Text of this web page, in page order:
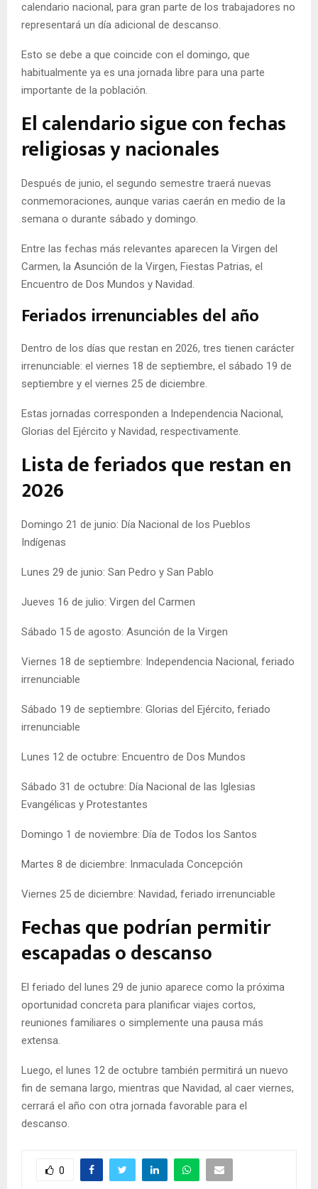
calendario nacional, para gran parte de los trabajadores no
representará un día adicional de descanso.
Esto se debe a que coincide con el domingo, que
habitualmente ya es una jornada libre para una parte
importante de la población.
El calendario sigue con fechas
religiosas y nacionales
Después de junio, el segundo semestre traerá nuevas
conmemoraciones, aunque varias caerán en medio de la
semana o durante sábado y domingo.
Entre las fechas más relevantes aparecen la Virgen del
Carmen, la Asunción de la Virgen, Fiestas Patrias, el
Encuentro de Dos Mundos y Navidad.
Feriados irrenunciables del año
Dentro de los días que restan en 2026, tres tienen carácter
irrenunciable: el viernes 18 de septiembre, el sábado 19 de
septiembre y el viernes 25 de diciembre.
Estas jornadas corresponden a Independencia Nacional,
Glorias del Ejército y Navidad, respectivamente.
Lista de feriados que restan en
2026
Domingo 21 de junio: Día Nacional de los Pueblos
Indígenas
Lunes 29 de junio: San Pedro y San Pablo
Jueves 16 de julio: Virgen del Carmen
Sábado 15 de agosto: Asunción de la Virgen
Viernes 18 de septiembre: Independencia Nacional, feriado
irrenunciable
Sábado 19 de septiembre: Glorias del Ejército, feriado
irrenunciable
Lunes 12 de octubre: Encuentro de Dos Mundos
Sábado 31 de octubre: Día Nacional de las Iglesias
Evangélicas y Protestantes
Domingo 1 de noviembre: Día de Todos los Santos
Martes 8 de diciembre: Inmaculada Concepción
Viernes 25 de diciembre: Navidad, feriado irrenunciable
Fechas que podrían permitir
escapadas o descanso
El feriado del lunes 29 de junio aparece como la próxima
oportunidad concreta para planificar viajes cortos,
reuniones familiares o simplemente una pausa más
extensa.
Luego, el lunes 12 de octubre también permitirá un nuevo
fin de semana largo, mientras que Navidad, al caer viernes,
cerrará el año con otra jornada favorable para el
descanso.
0